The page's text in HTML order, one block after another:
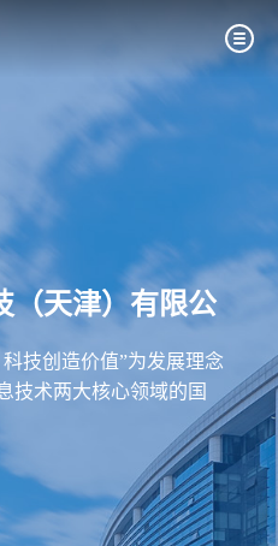
（天津）有限公
技创造价值”为发展理念
技术两大核心领域的国